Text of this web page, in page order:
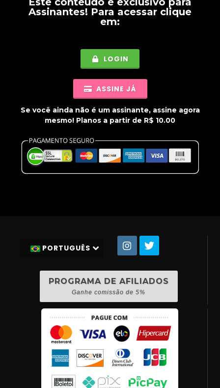
Assinantes! Para acessar clique
em:
LOGIN
ASSINE JÁ
Se você ainda não é um assinante, assine agora
mesmo! Planos a partir de R$ 10.00
PORTUGUÊS
PROGRAMA DE AFILIADOS
Ganhe comissão de 5%